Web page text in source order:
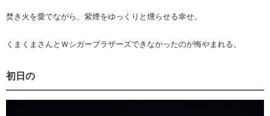
焚き火を愛でながら、紫煙をゆっくりと燻らせる幸せ。
くまくまさんとＷシガーブラザーズできなかったのが悔やまれる。
初日の